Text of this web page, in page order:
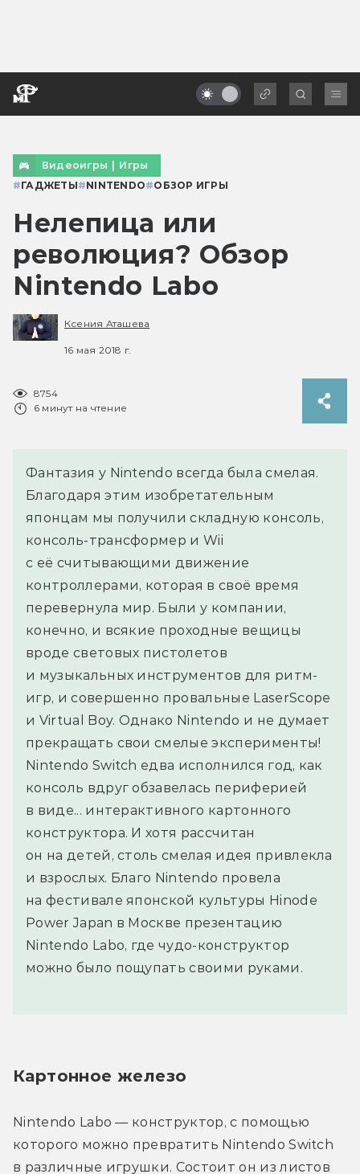
Видеоигры | Игры
#ГАДЖЕТЫ#NINTENDO#ОБЗОР ИГРЫ
Нелепица или
революция? Обзор
Nintendo Labo
Ксения Аташева
16 мая 2018 г.
8754
6 минут на чтение
Фантазия у Nintendo всегда была смелая.
Благодаря этим изобретательным
японцам мы получили складную консоль,
консоль-трансформер и Wii
с её считывающими движение
контроллерами, которая в своё время
перевернула мир. Были у компании,
конечно, и всякие проходные вещицы
вроде световых пистолетов
и музыкальных инструментов для ритм-
игр, и совершенно провальные LaserScope
и Virtual Boy. Однако Nintendo и не думает
прекращать свои смелые эксперименты!
Nintendo Switch едва исполнился год, как
консоль вдруг обзавелась периферией
в виде... интерактивного картонного
конструктора. И хотя рассчитан
он на детей, столь смелая идея привлекла
и взрослых. Благо Nintendo провела
на фестивале японской культуры Hinode
Power Japan в Москве презентацию
Nintendo Labo, где чудо-конструктор
можно было пощупать своими руками.
Картонное железо
Nintendo Labo — конструктор, с помощью
которого можно превратить Nintendo Switch
в различные игрушки. Состоит он из листов